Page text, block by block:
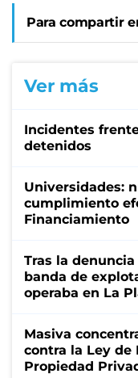
Para compartir
Ver más
Incidentes
detenidos
Universidades:
cumplimiento
Financiamiento
Tras la
banda de
operaba en La
Masiva
contra la Ley de
Propiedad